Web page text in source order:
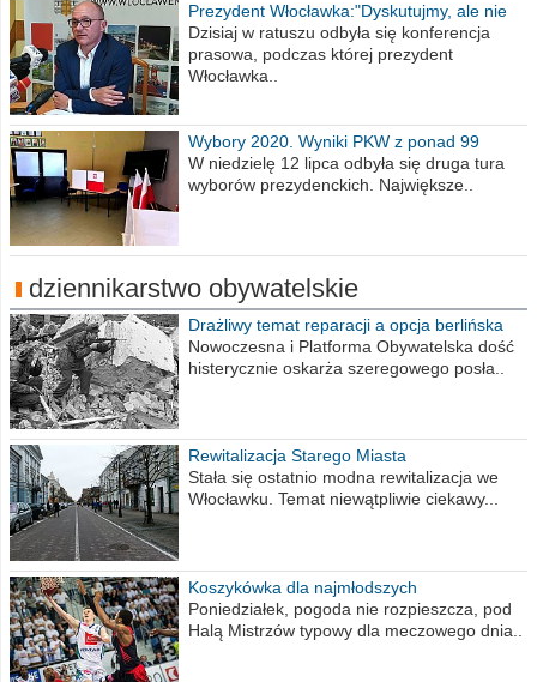
Prezydent Włocławka:"Dyskutujmy, ale nie
obrażajmy się”
Dzisiaj w ratuszu odbyła się konferencja
prasowa, podczas której prezydent
Włocławka..
Wybory 2020. Wyniki PKW z ponad 99
procent obwodów
W niedzielę 12 lipca odbyła się druga tura
wyborów prezydenckich. Największe..
dziennikarstwo obywatelskie
Drażliwy temat reparacji a opcja berlińska
Nowoczesna i Platforma Obywatelska dość
histerycznie oskarża szeregowego posła..
Rewitalizacja Starego Miasta
Stała się ostatnio modna rewitalizacja we
Włocławku. Temat niewątpliwie ciekawy...
Koszykówka dla najmłodszych
Poniedziałek, pogoda nie rozpieszcza, pod
Halą Mistrzów typowy dla meczowego dnia..